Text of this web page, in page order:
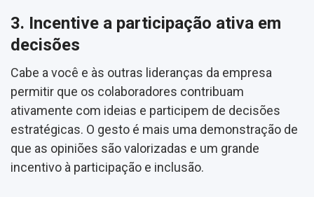
3. Incentive a participação ativa em
decisões
Cabe a você e às outras lideranças da empresa
permitir que os colaboradores contribuam
ativamente com ideias e participem de decisões
estratégicas. O gesto é mais uma demonstração de
que as opiniões são valorizadas e um grande
incentivo à participação e inclusão.